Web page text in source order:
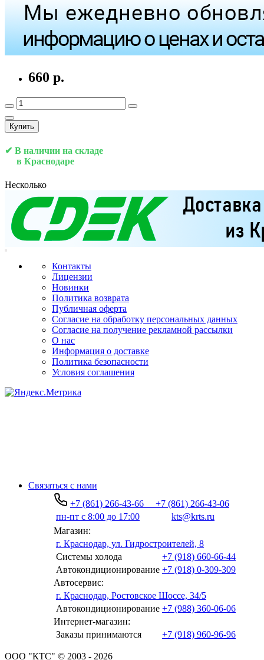
660 р.
Купить
✔ В наличии на складе
в Краснодаре
Несколько
Контакты
Лицензии
Новинки
Политика возврата
Публичная оферта
Согласие на обработку персональных данных
Согласие на получение рекламной рассылки
О нас
Информация о доставке
Политика безопасности
Условия соглашения
Связаться с нами
+7 (861) 266-43-66
+7 (861) 266-43-06
пн-пт с 8:00 до 17:00
kts@krts.ru
Магазин:
г. Краснодар, ул. Гидростроителей, 8
Системы холода
+7 (918) 660-66-44
Автокондиционирование +7 (918) 0-309-309
Автосервис:
г. Краснодар, Ростовское Шоссе, 34/5
Автокондиционирование +7 (988) 360-06-06
Интернет-магазин:
Заказы принимаются
+7 (918) 960-96-96
ООО "КТС" © 2003 - 2026